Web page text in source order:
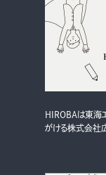
HIROBAは東海
がける株式会社